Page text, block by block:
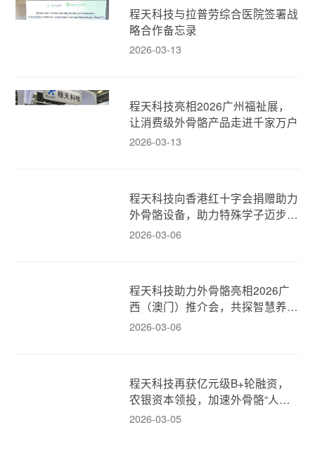
程天科技与拉普劳综合医院签署战
略合作备忘录
2026-03-13
程天科技亮相2026广州福祉展，
让消费级外骨骼产品走进千家万户
2026-03-13
程天科技向香港红十字会捐赠助力
外骨骼设备，助力特殊学子迈步新
生！
2026-03-06
程天科技助力外骨骼亮相2026广
西（澳门）推介会，共探智慧养老
新模式！
2026-03-06
程天科技再获亿元级B+轮融资，
农银资本领投，加速外骨骼“人机
融合”新消费时代！
2026-03-05